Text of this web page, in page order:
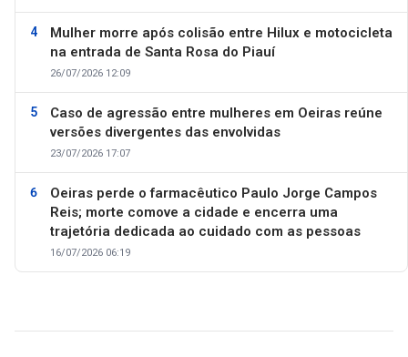
Mulher morre após colisão entre Hilux e motocicleta
na entrada de Santa Rosa do Piauí
26/07/2026 12:09
Caso de agressão entre mulheres em Oeiras reúne
versões divergentes das envolvidas
23/07/2026 17:07
Oeiras perde o farmacêutico Paulo Jorge Campos
Reis; morte comove a cidade e encerra uma
trajetória dedicada ao cuidado com as pessoas
16/07/2026 06:19